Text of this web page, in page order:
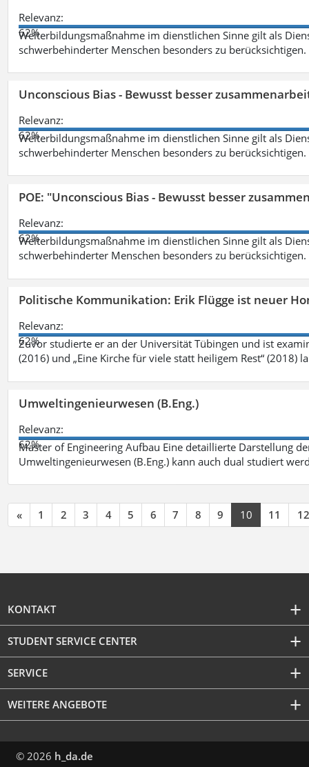
Relevanz:
62%
Weiterbildungsmaßnahme im dienstlichen Sinne gilt als
schwerbehinderter Menschen besonders zu berücksichtigen.
Unconscious Bias - Bewusst besser
Relevanz:
62%
Weiterbildungsmaßnahme im dienstlichen Sinne gilt als
schwerbehinderter Menschen besonders zu berücksichtigen.
POE: "Unconscious Bias - Bewusst besser
Relevanz:
62%
Weiterbildungsmaßnahme im dienstlichen Sinne gilt als
schwerbehinderter Menschen besonders zu berücksichtigen.
Politische Kommunikation: Erik Flügge ist neuer
Relevanz:
62%
Zuvor studierte er an der Universität Tübingen und ist
(2016) und „Eine Kirche für viele statt heiligem Rest“ (2018)
Umweltingenieurwesen (B.Eng.)
Relevanz:
62%
Master of Engineering Aufbau Eine detaillierte Darstellung
Umweltingenieurwesen (B.Eng.) kann auch dual studiert
« 1 2 3 4 5 6 7 8 9 10 11 12
KONTAKT
STUDENT SERVICE CENTER
SERVICE
WEITERE ANGEBOTE
© 2026 h_da.de